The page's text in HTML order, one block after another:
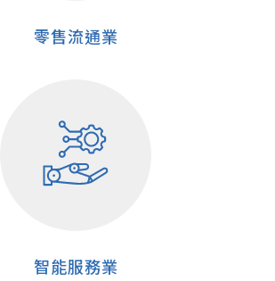
零售流通業
智能服務業